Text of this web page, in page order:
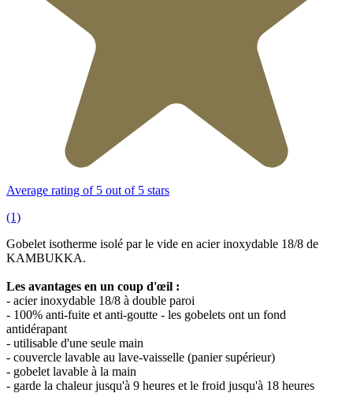
Average rating of 5 out of 5 stars
(1)
Gobelet isotherme isolé par le vide en acier inoxydable 18/8 de
KAMBUKKA.
Les avantages en un coup d'œil :
- acier inoxydable 18/8 à double paroi
- 100% anti-fuite et anti-goutte - les gobelets ont un fond
antidérapant
- utilisable d'une seule main
- couvercle lavable au lave-vaisselle (panier supérieur)
- gobelet lavable à la main
- garde la chaleur jusqu'à 9 heures et le froid jusqu'à 18 heures